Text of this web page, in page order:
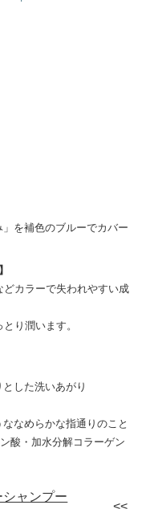
を補色のブルーでカバー
カラーで失われやすい成
り潤います。
した洗いあがり
なめらかな指通りのこと
酸・加水分解コラーゲン
ャンプー